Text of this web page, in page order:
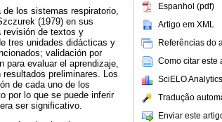
Espanhol (pdf)
Artigo em XML
Referências do
Como citar este
SciELO Analytics
Tradução
Enviar este
de los sistemas respiratorio,
(1979) en sus
revisión de textos y
tres unidades didácticas y
validación por
para evaluar el aprendizaje,
preliminares. Los
de cada uno de los
por lo que se puede inferir
ser significativo.